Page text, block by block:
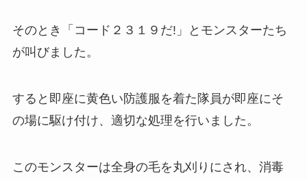
そのとき「コード２３１９だ!」とモンスターたち
が叫びました。
すると即座に黄色い防護服を着た隊員が即座にそ
の場に駆け付け、適切な処理を行いました。
このモンスターは全身の毛を丸刈りにされ、消毒